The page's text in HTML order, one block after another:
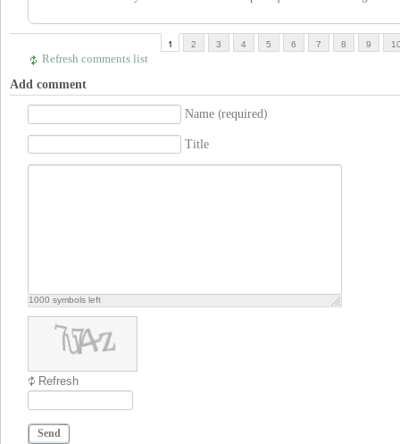
1 2 3 4 5 6 7 8 9
Refresh comments list
Add comment
Name (required)
Title
1000 symbols left
Refresh
Send